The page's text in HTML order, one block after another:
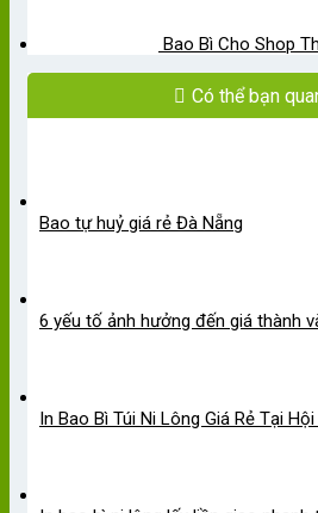
Bao Bì Cho Shop
Có thể bạn
Bao tự huỷ giá rẻ Đà Nẵng
6 yếu tố ảnh hưởng đến giá thành
In Bao Bì Túi Ni Lông Giá Rẻ Tại Hội